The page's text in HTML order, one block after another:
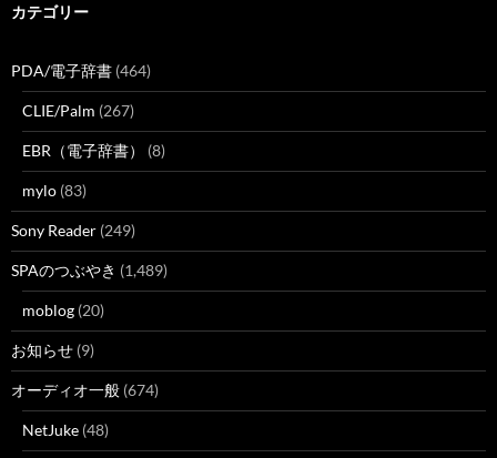
カテゴリー
PDA/電子辞書 (464)
CLIE/Palm (267)
EBR（電子辞書） (8)
mylo (83)
Sony Reader (249)
SPAのつぶやき (1,489)
moblog (20)
お知らせ (9)
オーディオ一般 (674)
NetJuke (48)